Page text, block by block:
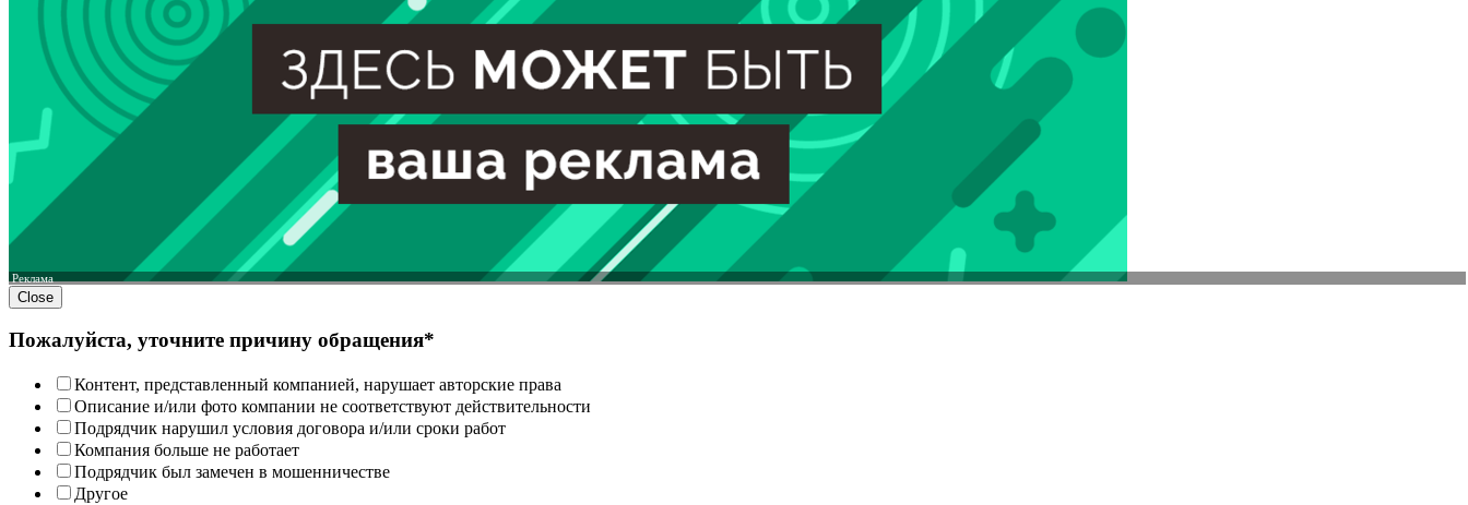
Реклама
Close
Пожалуйста, уточните причину обращения*
Контент, представленный компанией, нарушает авторские права
Описание и/или фото компании не соответствуют действительности
Подрядчик нарушил условия договора и/или сроки работ
Компания больше не работает
Подрядчик был замечен в мошенничестве
Другое